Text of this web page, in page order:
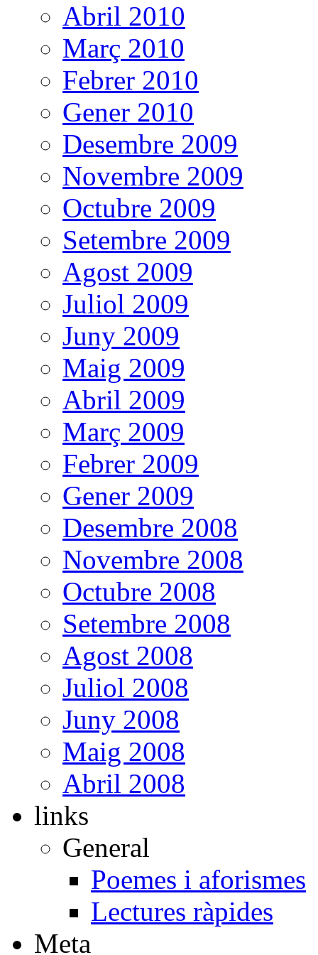
Abril 2010
Març 2010
Febrer 2010
Gener 2010
Desembre 2009
Novembre 2009
Octubre 2009
Setembre 2009
Agost 2009
Juliol 2009
Juny 2009
Maig 2009
Abril 2009
Març 2009
Febrer 2009
Gener 2009
Desembre 2008
Novembre 2008
Octubre 2008
Setembre 2008
Agost 2008
Juliol 2008
Juny 2008
Maig 2008
Abril 2008
links
General
Poemes i aforismes
Lectures ràpides
Meta